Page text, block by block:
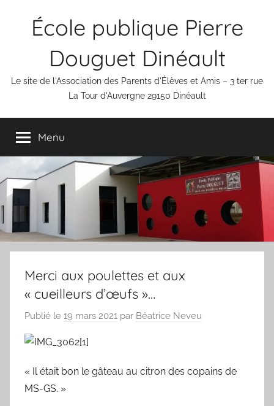
École publique Pierre
Douguet Dinéault
Le site de l'Association des Parents d'Élèves et Amis – 3 ter rue
La Tour d'Auvergne 29150 Dinéault
Menu
Merci aux poulettes et aux
« cueilleurs d’œufs »…
Publié le 19 mars 2021 par Béatrice Neveu
« Il était bon le gâteau au citron des copains de
MS-GS. »